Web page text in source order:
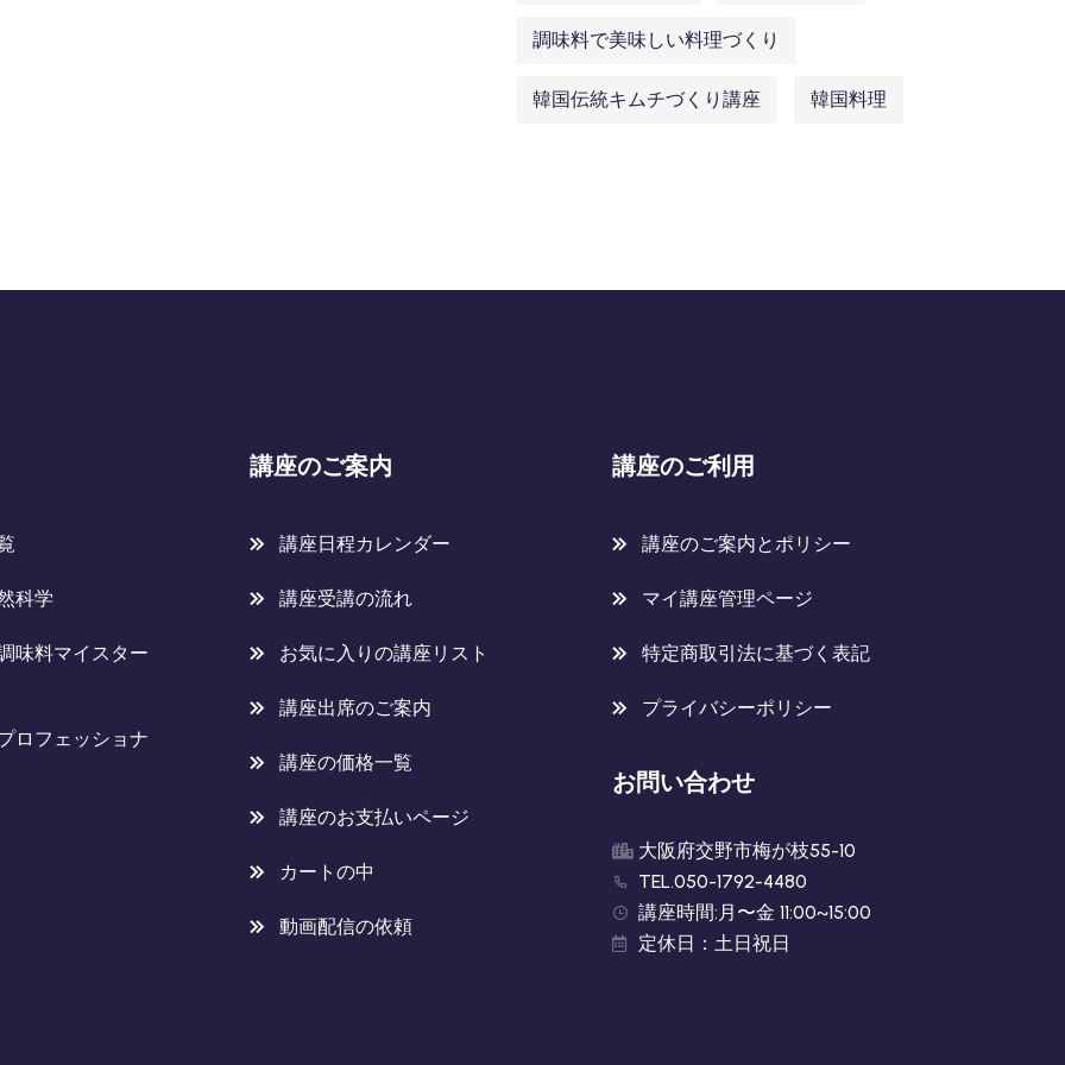
調味料で美味しい料理づくり
韓国伝統キムチづくり講座 韓国料理
科学
味料マイスター
ロフェッショナ
講座のご案内
講座日程カレンダー
講座受講の流れ
お気に入りの講座リスト
講座出席のご案内
講座の価格一覧
講座のお支払いページ
カートの中
動画配信の依頼
講座のご利用
講座のご案内とポリシー
マイ講座管理ページ
特定商取引法に基づく表記
プライバシーポリシー
お問い合わせ
大阪府交野市梅が枝55-10
TEL.050-1792-4480
講座時間:月〜金 11:00~15:00
定休日：土日祝日